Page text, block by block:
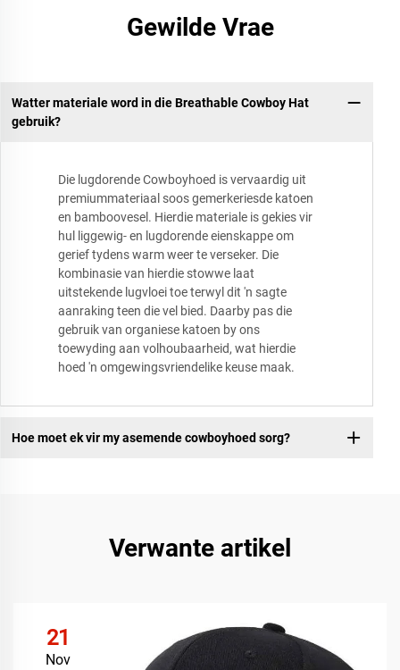
Gewilde Vrae
Watter materiale word in die Breathable Cowboy Hat
gebruik?
Die lugdorende Cowboyhoed is vervaardig uit
premiummateriaal soos gemerkeriesde katoen
en bamboovesel. Hierdie materiale is gekies vir
hul liggewig- en lugdorende eienskappe om
gerief tydens warm weer te verseker. Die
kombinasie van hierdie stowwe laat
uitstekende lugvloei toe terwyl dit 'n sagte
aanraking teen die vel bied. Daarby pas die
gebruik van organiese katoen by ons
toewyding aan volhoubaarheid, wat hierdie
hoed 'n omgewingsvriendelike keuse maak.
Hoe moet ek vir my asemende cowboyhoed sorg?
Verwante artikel
21
Nov